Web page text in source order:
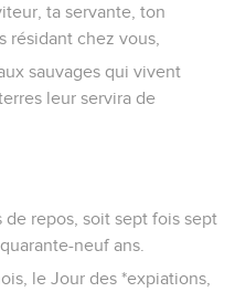
l’année du jubilé.
ses enfants, pour
en possession du
sont mes serviteurs ;
ne les traiteras pas avec
qui vous
qui vous entourent.